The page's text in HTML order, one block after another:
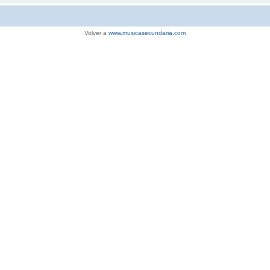
Volver a www.musicasecundaria.com